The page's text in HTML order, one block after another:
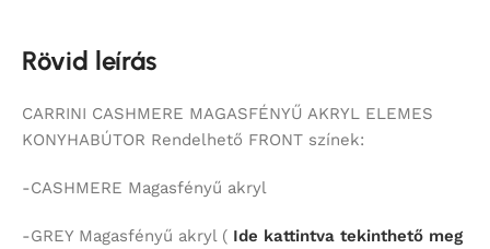
Rövid leírás
CARRINI CASHMERE MAGASFÉNYŰ AKRYL ELEMES
KONYHABÚTOR Rendelhető FRONT színek:
-CASHMERE Magasfényű akryl
-GREY Magasfényű akryl ( Ide kattintva tekinthető meg